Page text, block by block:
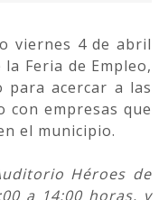
viernes 4 de abril
Feria de Empleo,
acercar a las
con empresas que
el municipio.
Héroes de
a 14:00 horas, y